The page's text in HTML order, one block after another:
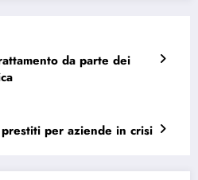
da parte dei
per aziende in crisi